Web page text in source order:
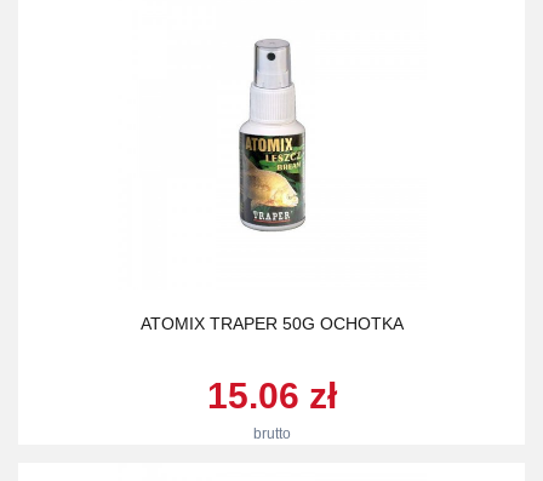
ATOMIX TRAPER 50G OCHOTKA
15.06 zł
brutto